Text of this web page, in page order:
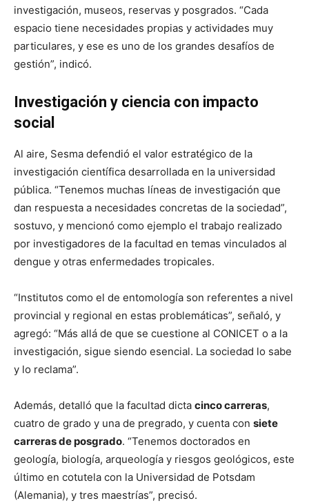
investigación, museos, reservas y posgrados. “Cada
espacio tiene necesidades propias y actividades muy
particulares, y ese es uno de los grandes desafíos de
gestión”, indicó.
Investigación y ciencia con impacto
social
Al aire, Sesma defendió el valor estratégico de la
investigación científica desarrollada en la universidad
pública. “Tenemos muchas líneas de investigación que
dan respuesta a necesidades concretas de la sociedad”,
sostuvo, y mencionó como ejemplo el trabajo realizado
por investigadores de la facultad en temas vinculados al
dengue y otras enfermedades tropicales.
“Institutos como el de entomología son referentes a nivel
provincial y regional en estas problemáticas”, señaló, y
agregó: “Más allá de que se cuestione al CONICET o a la
investigación, sigue siendo esencial. La sociedad lo sabe
y lo reclama”.
Además, detalló que la facultad dicta cinco carreras,
cuatro de grado y una de pregrado, y cuenta con siete
carreras de posgrado. “Tenemos doctorados en
geología, biología, arqueología y riesgos geológicos, este
último en cotutela con la Universidad de Potsdam
(Alemania), y tres maestrías”, precisó.